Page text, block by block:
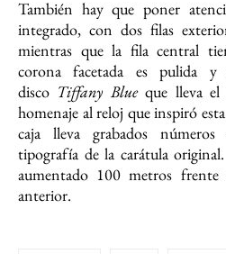
También hay que poner
integrado, con dos filas
mientras que la fila central
corona facetada es pulida
disco Tiffany Blueque lleva
homenaje al reloj que inspiró
caja lleva grabados
tipografía de la carátula
aumentado 100 metros
anterior.